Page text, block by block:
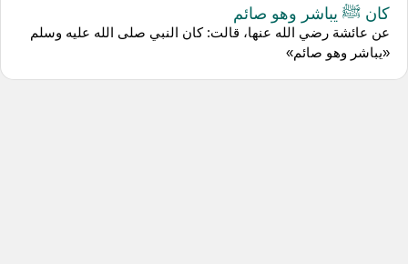
كان ﷺ يباشر وهو صائم
عن عائشة رضي الله عنها، قالت: كان النبي صلى الله عليه وسلم
«يباشر وهو صائم»